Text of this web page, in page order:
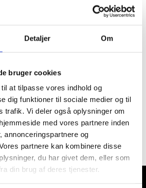
Detaljer Om
bruger cookies
at tilpasse vores indhold og
dig funktioner til sociale medier og til
trafik. Vi deler også oplysninger om
med vores partnere inden
annonceringspartnere og
partnere kan kombinere disse
du har givet dem, eller som
din brug af deres tjenester.
om bibliotekets og musikteatrets
læseklubber, anbefalinger m.m.
– kommende film, særarrangementer og